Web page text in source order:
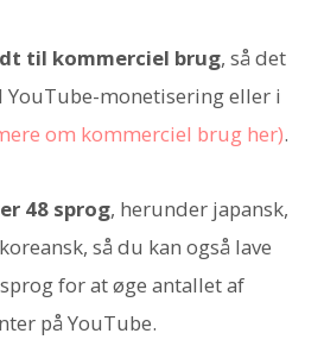
til kommerciel brug, så det
monetisering eller i
om kommerciel brug her).
48 sprog, herunder japansk,
så du kan også lave
for at øge antallet af
på YouTube.